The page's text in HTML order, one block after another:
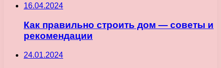
16.04.2024
Как правильно строить дом — советы и
рекомендации
24.01.2024